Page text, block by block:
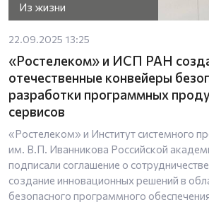
Из жизни
22.09.2025 13:25
«Ростелеком» и ИСП РАН
отечественные конвейеры
разработки программных
сервисов
«Ростелеком» и Институт системного
им. В.П. Иванникова Российской
подписали соглашение о
создание инновационных решений в
безопасного программного